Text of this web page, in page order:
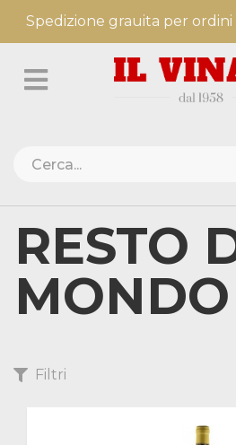
Spedizione grauita per ordini
RESTO
MONDO
Filtri